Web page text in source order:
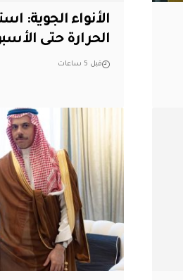
الأنواء الجوية:
الحرارة حتى
قبل 5 ساعات